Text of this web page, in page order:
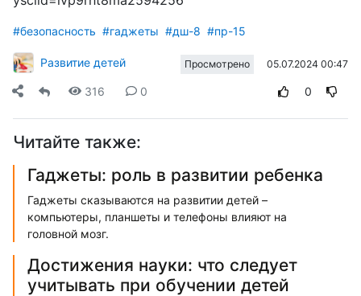
#безопасность #гаджеты #дш-8 #пр-15
Развитие детей Просмотрено 05.07.2024 00:47
316 0 0
Читайте также:
Гаджеты: роль в развитии ребенка
Гаджеты сказываются на развитии детей –
компьютеры, планшеты и телефоны влияют на
головной мозг.
Достижения науки: что следует
учитывать при обучении детей